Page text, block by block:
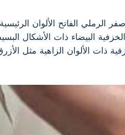
الرملي الفاتح الألوان
البيضاء ذات الأشكال
ذات الألوان الزاهية مثل